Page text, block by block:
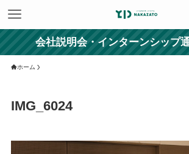
会社説明会・インターンシップ
ホーム
IMG_6024